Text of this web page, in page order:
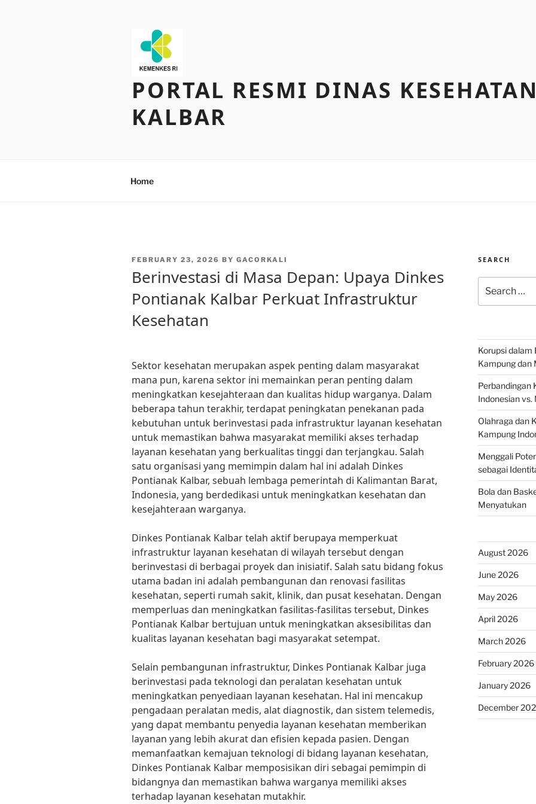
PORTAL RESMI DINAS
KALBAR
Home
POSTED
FEBRUARY 23, 2026 BY GACORKALI
Berinvestasi di Masa Depan: Upaya Dinkes
Pontianak Kalbar Perkuat Infrastruktur
Kesehatan
Sektor kesehatan merupakan aspek penting dalam masyarakat
mana pun, karena sektor ini memainkan peran penting dalam
meningkatkan kesejahteraan dan kualitas hidup warganya. Dalam
beberapa tahun terakhir, terdapat peningkatan penekanan pada
kebutuhan untuk berinvestasi pada infrastruktur layanan kesehatan
untuk memastikan bahwa masyarakat memiliki akses terhadap
layanan kesehatan yang berkualitas tinggi dan terjangkau. Salah
satu organisasi yang memimpin dalam hal ini adalah Dinkes
Pontianak Kalbar, sebuah lembaga pemerintah di Kalimantan Barat,
Indonesia, yang berdedikasi untuk meningkatkan kesehatan dan
kesejahteraan warganya.
Dinkes Pontianak Kalbar telah aktif berupaya memperkuat
infrastruktur layanan kesehatan di wilayah tersebut dengan
berinvestasi di berbagai proyek dan inisiatif. Salah satu bidang fokus
utama badan ini adalah pembangunan dan renovasi fasilitas
kesehatan, seperti rumah sakit, klinik, dan pusat kesehatan. Dengan
memperluas dan meningkatkan fasilitas-fasilitas tersebut, Dinkes
Pontianak Kalbar bertujuan untuk meningkatkan aksesibilitas dan
kualitas layanan kesehatan bagi masyarakat setempat.
Selain pembangunan infrastruktur, Dinkes Pontianak Kalbar juga
berinvestasi pada teknologi dan peralatan kesehatan untuk
meningkatkan penyediaan layanan kesehatan. Hal ini mencakup
pengadaan peralatan medis, alat diagnostik, dan sistem telemedis,
yang dapat membantu penyedia layanan kesehatan memberikan
layanan yang lebih akurat dan efisien kepada pasien. Dengan
memanfaatkan kemajuan teknologi di bidang layanan kesehatan,
Dinkes Pontianak Kalbar memposisikan diri sebagai pemimpin di
bidangnya dan memastikan bahwa warganya memiliki akses
terhadap layanan kesehatan mutakhir.
SEARCH
for:
Korupsi dalam
Kampung dan
Perbandingan
Indonesian vs.
Olahraga dan
Kampung
Menggali
sebagai
Bola dan
Menyatukan
August 2026
June 2026
May 2026
April 2026
March 2026
February 2026
January 2026
December